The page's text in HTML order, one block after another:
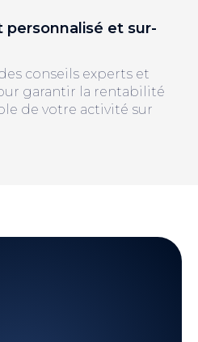
et sur-
conseils experts et
garantir la rentabilité
de votre activité sur